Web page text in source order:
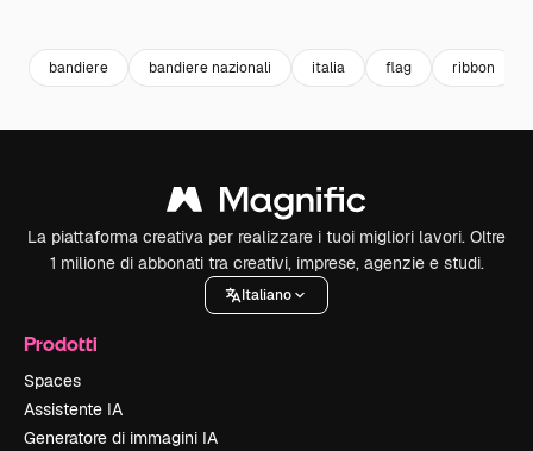
bandiere bandiere nazionali italia flag ribbon
La piattaforma creativa per realizzare i tuoi migliori lavori. Oltre
1 milione di abbonati tra creativi, imprese, agenzie e studi.
Italiano
Prodotti
Spaces
Assistente IA
Generatore di immagini IA